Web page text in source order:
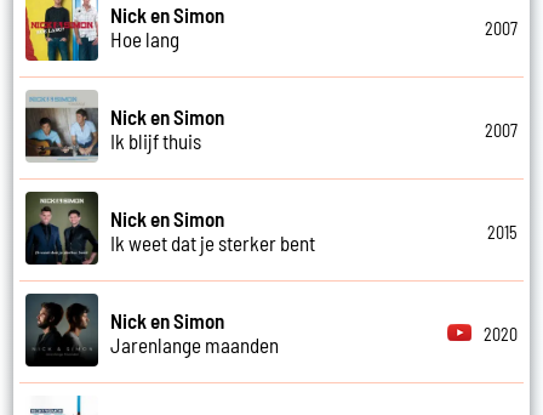
Nick en Simon
Hoe lang
2007
Nick en Simon
Ik blijf thuis
2007
Nick en Simon
Ik weet dat je sterker bent
2015
Nick en Simon
Jarenlange maanden
2020